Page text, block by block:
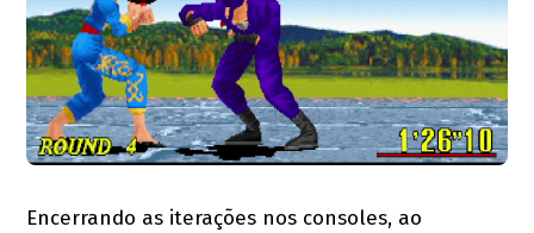
Encerrando as iterações nos consoles, ao